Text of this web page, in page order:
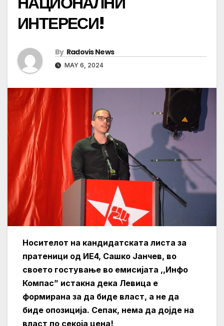
ИНТЕРЕСИ!
By Radovis News
MAY 6, 2024
Носителот на кандидатската листа за
пратеници од ИЕ4, Сашко Јанчев, во
своето гостување во емисијата ,,Инфо
Компас” истакна дека Левица е
формирана за да биде власт, а не да
биде опозиција. Сепак, нема да дојде на
власт по секоја цена!